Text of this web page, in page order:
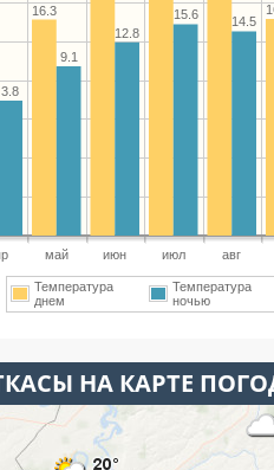
май июн июл авг
16.3
14.5
15.6
12.8
9.1
3.8
Температура
днем
Температура
ночью
НА КАРТЕ